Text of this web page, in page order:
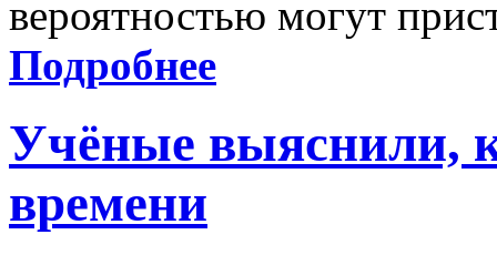
вероятностью могут
Подробнее
Учёные выяснили,
времени